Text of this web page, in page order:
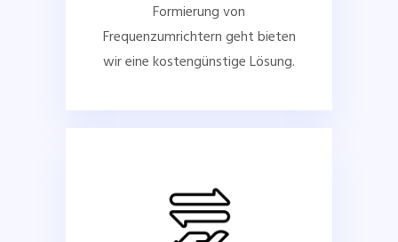
Formierung von
Frequenzumrichtern geht bieten
wir eine kostengünstige Lösung.